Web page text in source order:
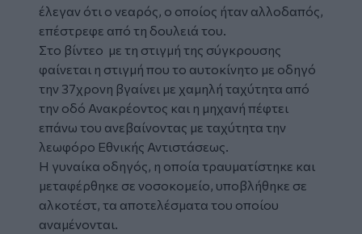
έλεγαν ότι ο νεαρός, ο οποίος ήταν αλλοδαπός,
επέστρεφε από τη δουλειά του.
Στο βίντεο με τη στιγμή της σύγκρουσης
φαίνεται η στιγμή που το αυτοκίνητο με οδηγό
την 37χρονη βγαίνει με χαμηλή ταχύτητα από
την οδό Ανακρέοντος και η μηχανή πέφτει
επάνω του ανεβαίνοντας με ταχύτητα την
λεωφόρο Εθνικής Αντιστάσεως.
Η γυναίκα οδηγός, η οποία τραυματίστηκε και
μεταφέρθηκε σε νοσοκομείο, υποβλήθηκε σε
αλκοτέστ, τα αποτελέσματα του οποίου
αναμένονται.